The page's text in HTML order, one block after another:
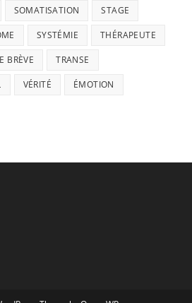
SOMATISATION STAGE
SYSTÉMIE THÉRAPEUTE
BRÈVE TRANSE
VÉRITÉ ÉMOTION